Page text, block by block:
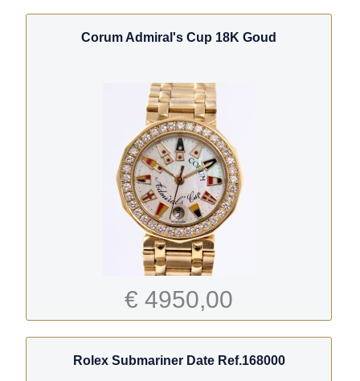
Corum Admiral's Cup 18K Goud
€ 4950,00
Rolex Submariner Date Ref.168000